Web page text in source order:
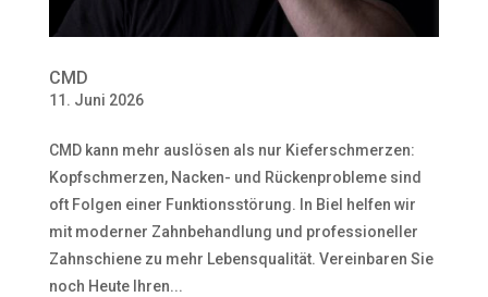
CMD
11. Juni 2026
CMD kann mehr auslösen als nur Kieferschmerzen:
Kopfschmerzen, Nacken- und Rückenprobleme sind
oft Folgen einer Funktionsstörung. In Biel helfen wir
mit moderner Zahnbehandlung und professioneller
Zahnschiene zu mehr Lebensqualität. Vereinbaren Sie
noch Heute Ihren...